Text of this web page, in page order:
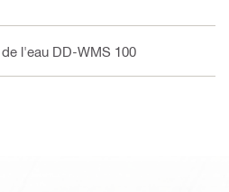
l'eau DD-WMS 100